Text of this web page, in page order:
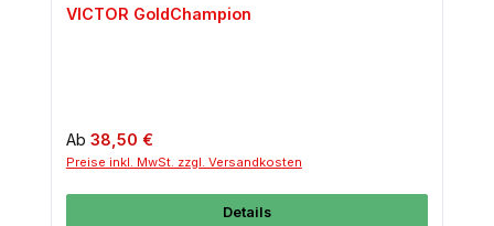
VICTOR GoldChampion
Regulärer Preis:
Ab 38,50 €
Preise inkl. MwSt. zzgl. Versandkosten
Details